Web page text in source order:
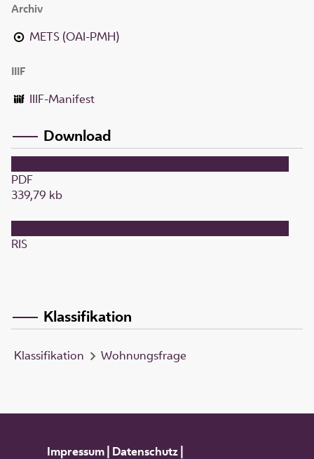
Archiv
METS (OAI-PMH)
IIIF
IIIF-Manifest
Download
PDF
339,79 kb
RIS
Klassifikation
Klassifikation Wohnungsfrage
Impressum| Datenschutz|